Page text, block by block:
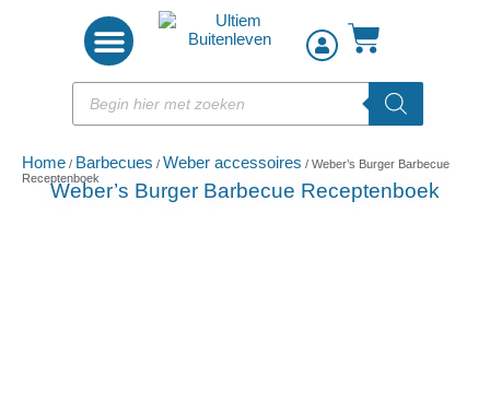
Home / Barbecues / Weber accessoires / Weber’s Burger Barbecue
Receptenboek
Weber’s Burger Barbecue Receptenboek